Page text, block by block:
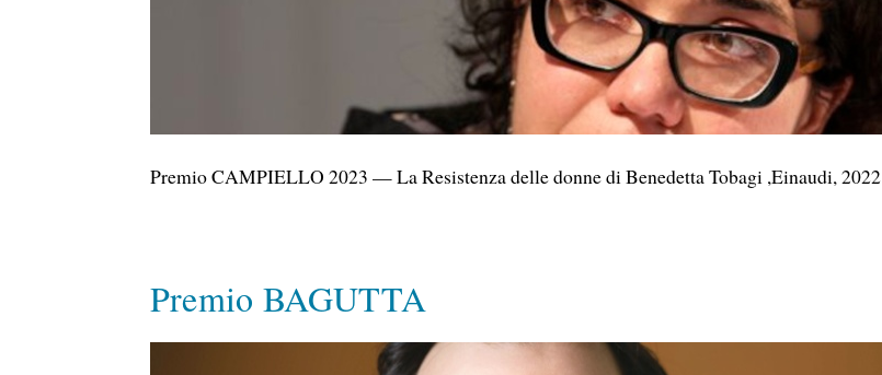
Premio CAMPIELLO 2023 — La Resistenza delle donne di Benedetta Tobagi ,Einaudi, 2022
Premio BAGUTTA